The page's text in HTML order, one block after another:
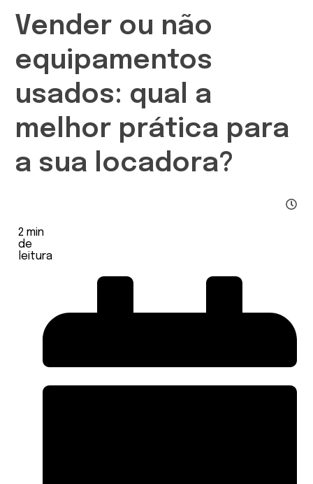
Vender ou não
equipamentos
usados: qual a
melhor prática para
a sua locadora?
2 min
de
leitura